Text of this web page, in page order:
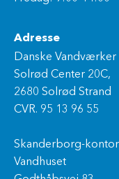
Adresse
Danske Vandværker
Solrød Center 20C,
2680 Solrød Strand
CVR. 95 13 96 55
Skanderborg-kontor
Vandhuset